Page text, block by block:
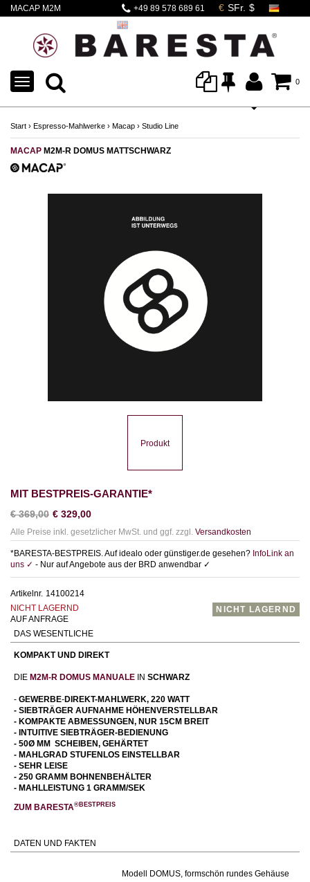
MACAP M2M
+49 89 578 689 61
0
TOGGLE
NAVIGATION
Start › Espresso-Mahlwerke › Macap › Studio Line
MACAP M2M-R DOMUS MATTSCHWARZ
Produkt
MIT BESTPREIS-GARANTIE*
€369,00 € 329,00
Alle Preise inkl. gesetzlicher MwSt. und ggf. zzgl. Versandkosten
*BARESTA-BESTPREIS. Auf idealo oder günstiger.de gesehen? InfoLink an
uns ✓ - Nur auf Angebote aus der BRD anwendbar ✓
Artikelnr. 14100214
NICHT LAGERND
AUF ANFRAGE
NICHT LAGERND
DAS WESENTLICHE
KOMPAKT UND DIREKT
DIE M2M-R DOMUS MANUALE IN SCHWARZ
- GEWERBE-DIREKT-MAHLWERK, 220 WATT
- SIEBTRÄGER AUFNAHME HÖHENVERSTELLBAR
- KOMPAKTE ABMESSUNGEN, NUR 15CM BREIT
- INTUITIVE SIEBTRÄGER-BEDIENUNG
- 50Ø MM SCHEIBEN, GEHÄRTET
- MAHLGRAD STUFENLOS EINSTELLBAR
- SEHR LEISE
- 250 GRAMM BOHNENBEHÄLTER
- MAHLLEISTUNG 1 GRAMM/SEK
ZUM BARESTA®BESTPREIS
DATEN UND FAKTEN
Modell DOMUS, formschön rundes Gehäuse